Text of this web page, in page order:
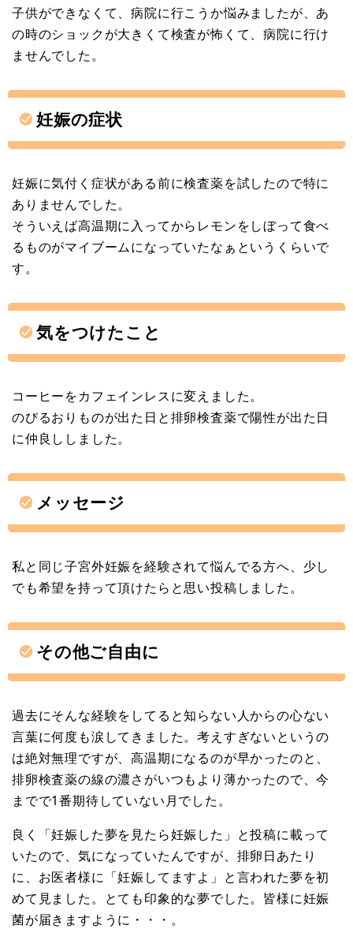
子供ができなくて、病院に行こうか悩みましたが、あ
の時のショックが大きくて検査が怖くて、病院に行け
ませんでした。
妊娠の症状
妊娠に気付く症状がある前に検査薬を試したので特に
ありませんでした。
そういえば高温期に入ってからレモンをしぼって食べ
るものがマイブームになっていたなぁというくらいで
す。
気をつけたこと
コーヒーをカフェインレスに変えました。
のびるおりものが出た日と排卵検査薬で陽性が出た日
に仲良ししました。
メッセージ
私と同じ子宮外妊娠を経験されて悩んでる方へ、少し
でも希望を持って頂けたらと思い投稿しました。
その他ご自由に
過去にそんな経験をしてると知らない人からの心ない
言葉に何度も涙してきました。考えすぎないというの
は絶対無理ですが、高温期になるのが早かったのと、
排卵検査薬の線の濃さがいつもより薄かったので、今
までで1番期待していない月でした。
良く「妊娠した夢を見たら妊娠した」と投稿に載って
いたので、気になっていたんですが、排卵日あたり
に、お医者様に「妊娠してますよ」と言われた夢を初
めて見ました。とても印象的な夢でした。皆様に妊娠
菌が届きますように・・・。